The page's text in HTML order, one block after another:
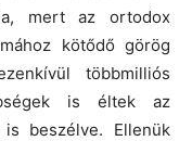
mert az ortodox
kötődő görög
többmilliós
is éltek az
beszélve. Ellenük